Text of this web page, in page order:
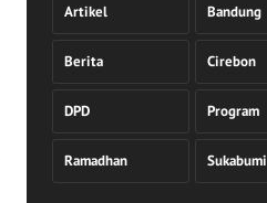
Artikel Bandung
Berita Cirebon
DPD Program
Ramadhan Sukabumi